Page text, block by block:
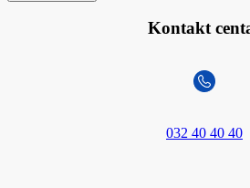
Kontakt
032 40 40 40